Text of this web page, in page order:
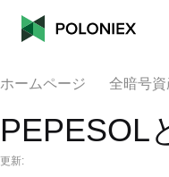
ホームページ 全暗号資
PEPESOL
更新: